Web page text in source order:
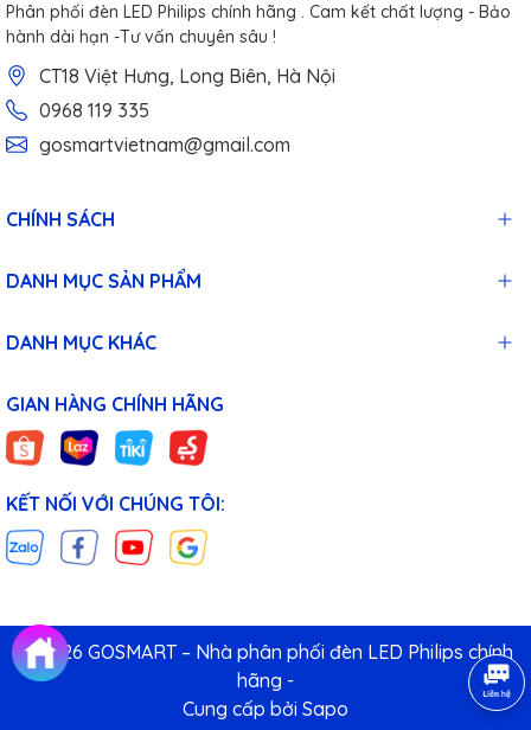
Phân phối đèn LED Philips chính hãng . Cam kết chất lượng - Bảo
hành dài hạn -Tư vấn chuyên sâu !
CT18 Việt Hưng, Long Biên, Hà Nội
0968 119 335
gosmartvietnam@gmail.com
CHÍNH SÁCH
DANH MỤC SẢN PHẨM
DANH MỤC KHÁC
GIAN HÀNG CHÍNH HÃNG
KẾT NỐI VỚI CHÚNG TÔI:
© 2026 GOSMART – Nhà phân phối đèn LED Philips chính
hãng -
Cung cấp bởi Sapo